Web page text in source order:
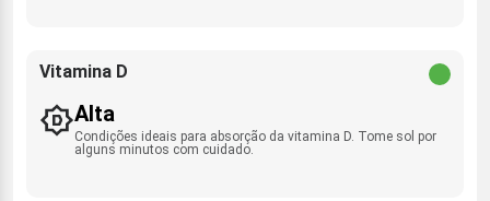
Vitamina D
Alta
Condições ideais para absorção da vitamina D. Tome sol por
alguns minutos com cuidado.